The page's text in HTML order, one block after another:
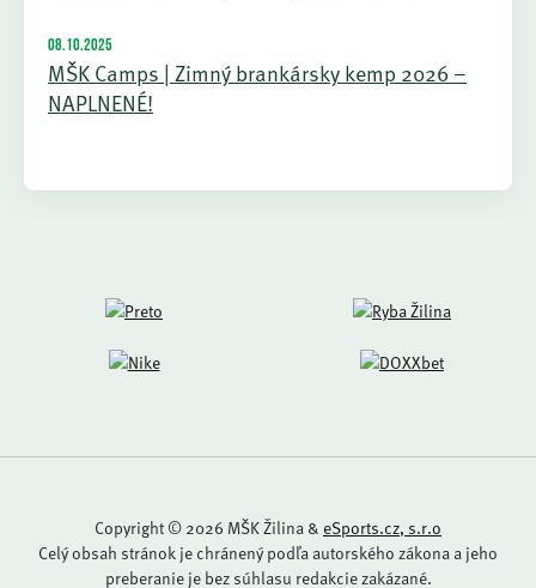
08.10.2025
MŠK Camps | Zimný brankársky kemp 2026 –
NAPLNENÉ!
Copyright © 2026 MŠK Žilina & eSports.cz, s.r.o
Celý obsah stránok je chránený podľa autorského zákona a jeho
preberanie je bez súhlasu redakcie zakázané.